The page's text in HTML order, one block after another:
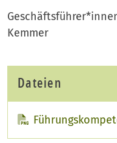
Kemmer
Dateien